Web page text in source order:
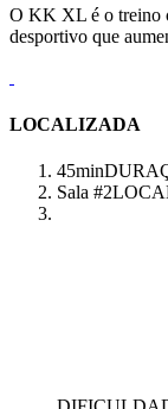
O KK XL é o treino
desportivo que
LOCALIZADA
45min
Sala #2